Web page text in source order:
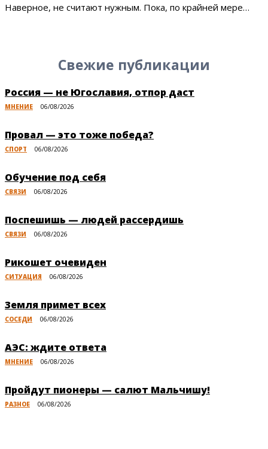
Наверное, не считают нужным. Пока, по крайней мере…
Свежие публикации
Россия — не Югославия, отпор даст
МНЕНИЕ 06/08/2026
Провал — это тоже победа?
СПОРТ 06/08/2026
Обучение под себя
СВЯЗИ 06/08/2026
Поспешишь — людей рассердишь
СВЯЗИ 06/08/2026
Рикошет очевиден
СИТУАЦИЯ 06/08/2026
Земля примет всех
СОСЕДИ 06/08/2026
АЭС: ждите ответа
МНЕНИЕ 06/08/2026
Пройдут пионеры — салют Мальчишу!
РАЗНОЕ 06/08/2026